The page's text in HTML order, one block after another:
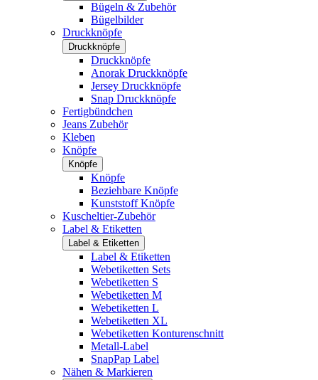
Bügeln & Zubehör
Bügelbilder
Druckknöpfe
Druckknöpfe
Druckknöpfe
Anorak Druckknöpfe
Jersey Druckknöpfe
Snap Druckknöpfe
Fertigbündchen
Jeans Zubehör
Kleben
Knöpfe
Knöpfe
Knöpfe
Beziehbare Knöpfe
Kunststoff Knöpfe
Kuscheltier-Zubehör
Label & Etiketten
Label & Etiketten
Label & Etiketten
Webetiketten Sets
Webetiketten S
Webetiketten M
Webetiketten L
Webetiketten XL
Webetiketten Konturenschnitt
Metall-Label
SnapPap Label
Nähen & Markieren